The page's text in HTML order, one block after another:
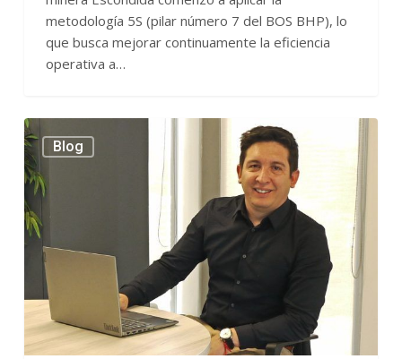
metodología 5S (pilar número 7 del BOS BHP), lo
que busca mejorar continuamente la eficiencia
operativa a…
Sustentabilidad
y
tecnología:
los
desafíos
de
minería
para
2023
Blog